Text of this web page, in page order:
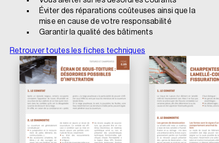
Éviter des réparations coûteuses ainsi que la
mise en cause de votre responsabilité
Garantir la qualité des bâtiments
Retrouver toutes les fiches techniques